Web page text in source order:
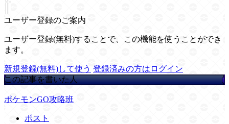
ユーザー登録のご案内
ユーザー登録(無料)することで、この機能を使うことができ
ます。
新規登録(無料)して使う 登録済みの方はログイン
この記事を書いた人
ポケモンGO攻略班
ポスト